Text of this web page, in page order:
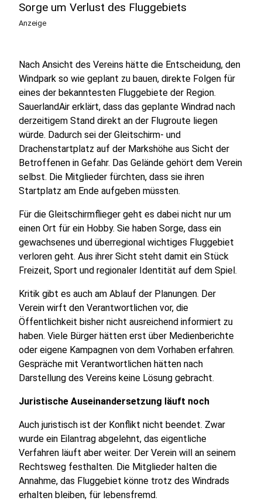
Sorge um Verlust des Fluggebiets
Anzeige
Nach Ansicht des Vereins hätte die Entscheidung, den
Windpark so wie geplant zu bauen, direkte Folgen für
eines der bekanntesten Fluggebiete der Region.
SauerlandAir erklärt, dass das geplante Windrad nach
derzeitigem Stand direkt an der Flugroute liegen
würde. Dadurch sei der Gleitschirm- und
Drachenstartplatz auf der Markshöhe aus Sicht der
Betroffenen in Gefahr. Das Gelände gehört dem Verein
selbst. Die Mitglieder fürchten, dass sie ihren
Startplatz am Ende aufgeben müssten.
Für die Gleitschirmflieger geht es dabei nicht nur um
einen Ort für ein Hobby. Sie haben Sorge, dass ein
gewachsenes und überregional wichtiges Fluggebiet
verloren geht. Aus ihrer Sicht steht damit ein Stück
Freizeit, Sport und regionaler Identität auf dem Spiel.
Kritik gibt es auch am Ablauf der Planungen. Der
Verein wirft den Verantwortlichen vor, die
Öffentlichkeit bisher nicht ausreichend informiert zu
haben. Viele Bürger hätten erst über Medienberichte
oder eigene Kampagnen von dem Vorhaben erfahren.
Gespräche mit Verantwortlichen hätten nach
Darstellung des Vereins keine Lösung gebracht.
Juristische Auseinandersetzung läuft noch
Auch juristisch ist der Konflikt nicht beendet. Zwar
wurde ein Eilantrag abgelehnt, das eigentliche
Verfahren läuft aber weiter. Der Verein will an seinem
Rechtsweg festhalten. Die Mitglieder halten die
Annahme, das Fluggebiet könne trotz des Windrads
erhalten bleiben, für lebensfremd.